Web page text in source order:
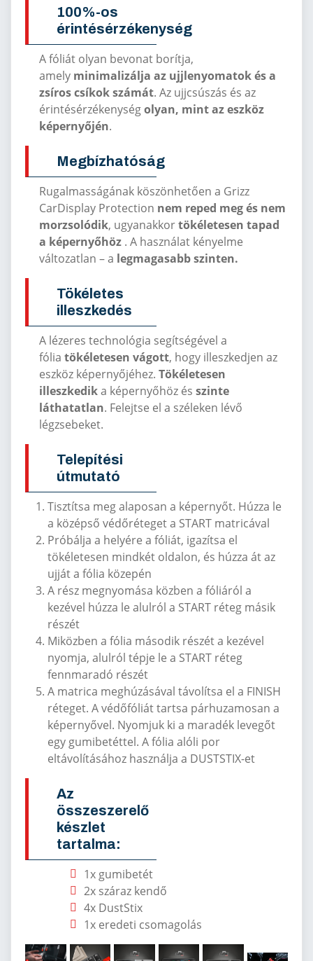
100%-os
érintésérzékenység
A fóliát olyan bevonat borítja,
amely minimalizálja az ujjlenyomatok és a
zsíros csíkok számát. Az ujjcsúszás és az
érintésérzékenységolyan, mint az eszköz
képernyőjén.
Megbízhatóság
Rugalmasságának köszönhetően a Grizz
CarDisplay Protection nem reped meg és nem
morzsolódik, ugyanakkortökéletesen tapad
a képernyőhöz . A használat kényelme
változatlan – a legmagasabb szinten.
Tökéletes
illeszkedés
A lézeres technológia segítségével a
fólia tökéletesen vágott, hogy illeszkedjen az
eszköz képernyőjéhez. Tökéletesen
illeszkedika képernyőhöz és szinte
láthatatlan. Felejtse el a széleken lévő
légzsebeket.
Telepítési
útmutató
Tisztítsa meg alaposan a képernyőt. Húzza le
a középső védőréteget a START matricával
Próbálja a helyére a fóliát, igazítsa el
tökéletesen mindkét oldalon, és húzza át az
ujját a fólia közepén
A rész megnyomása közben a fóliáról a
kezével húzza le alulról a START réteg másik
részét
Miközben a fólia második részét a kezével
nyomja, alulról tépje le a START réteg
fennmaradó részét
A matrica meghúzásával távolítsa el a FINISH
réteget. A védőfóliát tartsa párhuzamosan a
képernyővel. Nyomjuk ki a maradék levegőt
egy gumibetéttel. A fólia alóli por
eltávolításához használja a DUSTSTIX-et
Az
összeszerelő
készlet
tartalma:
1x gumibetét
2x száraz kendő
4x DustStix
1x eredeti csomagolás